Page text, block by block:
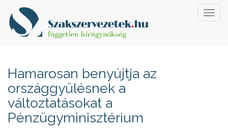
Hamarosan benyújtja az
országgyűlésnek a
változtatásokat a
Pénzügyminisztérium